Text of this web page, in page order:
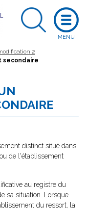
2
secondaire
distinct situé dans
de l'établissement
au registre du
sa situation. Lorsque
du ressort, la